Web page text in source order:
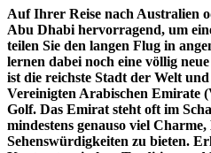
Auf Ihrer Reise nach Australien
Abu Dhabi hervorragend, um
teilen Sie den langen Flug in
lernen dabei noch eine völlig
ist die reichste Stadt der Welt
Vereinigten Arabischen Emirate
Golf. Das Emirat steht oft im
mindestens genauso viel
Sehenswürdigkeiten zu bieten.